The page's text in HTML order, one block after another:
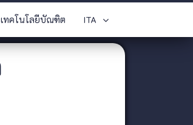
เทคโนโลยีบัณฑิต ITA